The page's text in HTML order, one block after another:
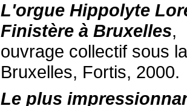
L'orgue Hippolyte
Finistère à Bruxelles,
ouvrage collectif sous
Bruxelles, Fortis, 2000.
Le plus